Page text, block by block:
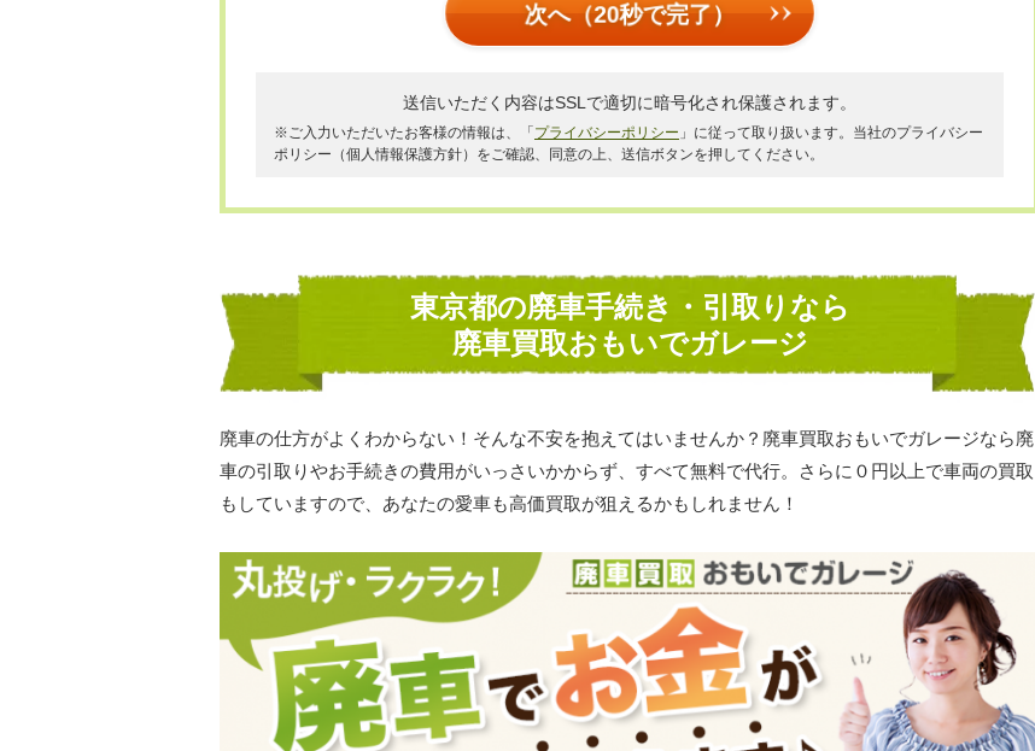
次へ（20秒で完了）
送信いただく内容はSSLで適切に暗号化され保護されます。
※ご入力いただいたお客様の情報は、「 プライバシーポリシー 」に従って取り扱います。当社のプライバシー
ポリシー（個人情報保護方針）をご確認、同意の上、送信ボタンを押してください。
東京都の廃車手続き・引取りなら
廃車買取おもいでガレージ
廃車の仕方がよくわからない！そんな不安を抱えてはいませんか？廃車買取おもいでガレージなら廃
車の引取りやお手続きの費用がいっさいかからず、すべて無料で代行。さらに０円以上で車両の買取
もしていますので、あなたの愛車も高価買取が狙えるかもしれません！